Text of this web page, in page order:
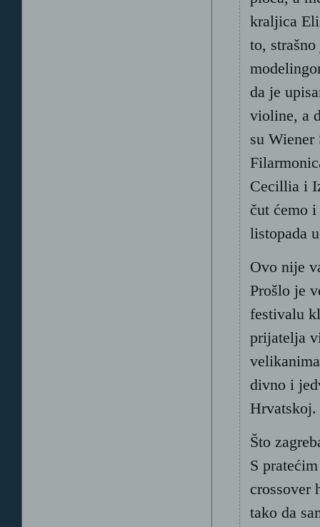
kraljica
to,
da je
violine, a
su Wiener
Cecillia i
čut ćemo
listopada
Ovo nije
Prošlo je
festivalu
prijatelja
divno i
Hrvatskoj.
Što
S
crossover
tako da